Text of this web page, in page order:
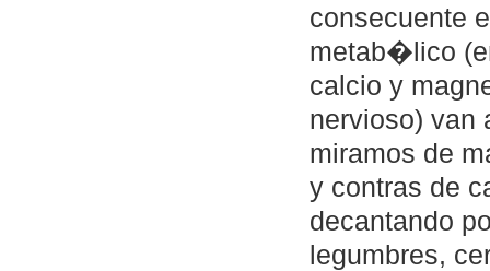
consecuente
metab�lico
calcio y
nervioso) van
miramos de
y contras de
decantando
legumbres,